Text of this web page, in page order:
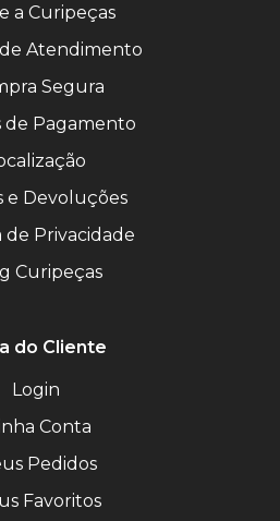
a Curipeças
Atendimento
Segura
de Pagamento
e Devoluções
de Privacidade
Curipeças
do Cliente
Login
Conta
Pedidos
Favoritos